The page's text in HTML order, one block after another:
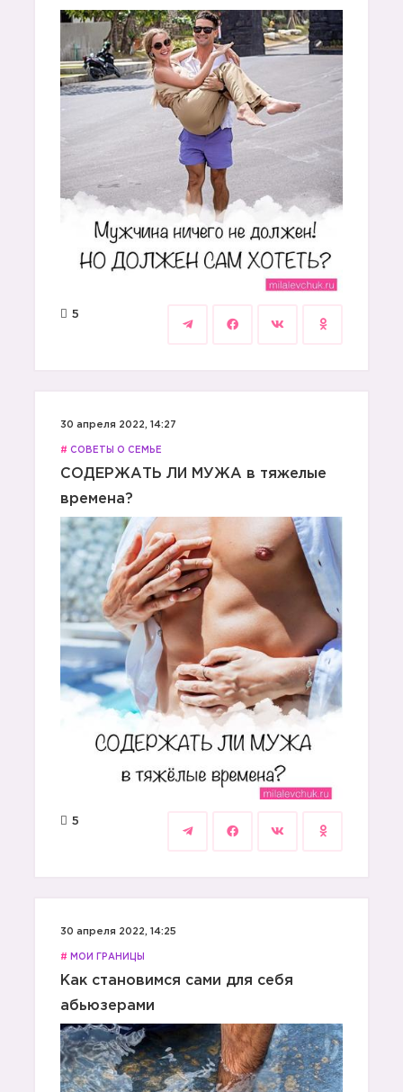
5
30 апреля 2022, 14:27
# СОВЕТЫ О СЕМЬЕ
СОДЕРЖАТЬ ЛИ МУЖА в тяжелые
времена?
5
30 апреля 2022, 14:25
# МОИ ГРАНИЦЫ
Как становимся сами для себя
абьюзерами